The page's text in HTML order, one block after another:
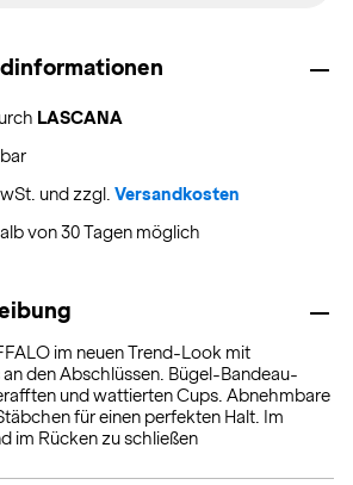
LASCANA
und zzgl. Versandkosten
von 30 Tagen möglich
im neuen Trend-Look mit
den Abschlüssen. Bügel-Bandeau-
und wattierten Cups. Abnehmbare
für einen perfekten Halt. Im
im Rücken zu schließen